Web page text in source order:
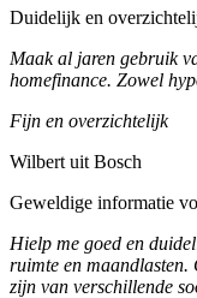
Duidelijk en
Maak al jaren gebruik
homefinance. Zowel
Fijn en overzichtelijk
Wilbert uit Bosch
Geweldige informatie
Hielp me goed en
ruimte en maandlasten.
zijn van verschillende